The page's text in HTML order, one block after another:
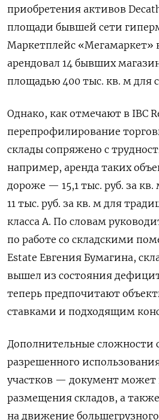
приобретения активов
площади бывшей сети
Маркетплейс «Мегамаркет»
арендовал 14 бывших
площадью 400 тыс. кв. м для
Однако, как отмечают в IBC
перепрофилирование
склады сопряжено с
например, аренда таких
дороже — 15,1 тыс. руб. за
11 тыс. руб. за кв. м для
класса А. По словам
по работе со складскими
Estate Евгения Бумагина,
вышел из состояния
теперь предпочитают
ставками и подходящим
Дополнительные сложности
разрешенного
участков — документ может
размещения складов, а
на движение